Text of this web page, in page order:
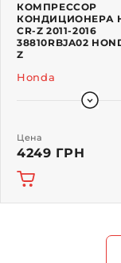
КОМПРЕССОР
КОНДИЦИОНЕРА
CR-Z 2011-2016
38810RBJA02
Z
Honda
Цена
4249 ГРН